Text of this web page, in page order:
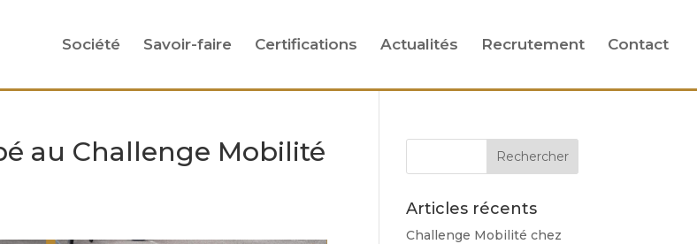
Société Savoir-faire Certifications Actualités Recrutement Contact
au Challenge Mobilité
Articles récents
Challenge Mobilité chez